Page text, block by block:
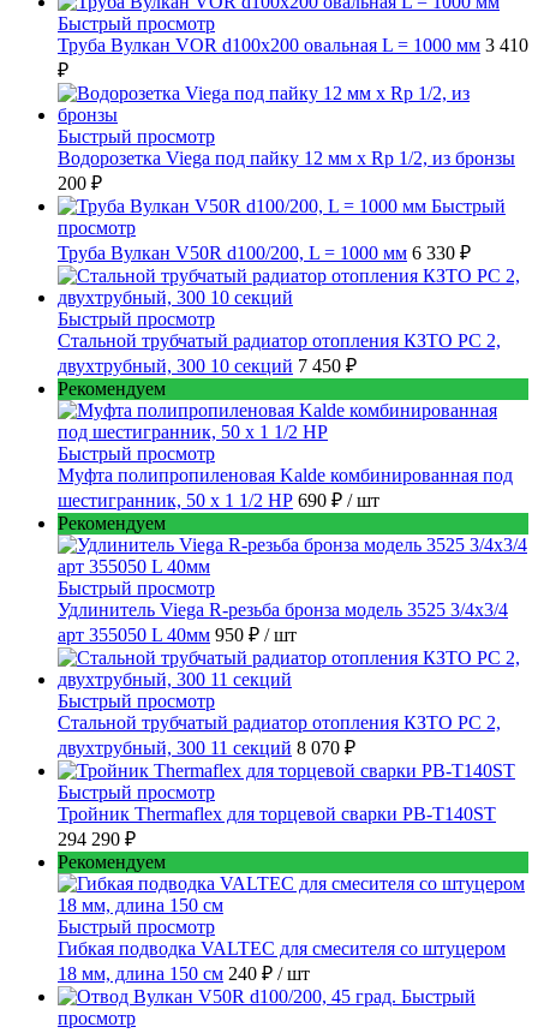
Быстрый просмотр
Труба Вулкан VOR d100x200 овальная L = 1000 мм 3 410
₽
Быстрый просмотр
Водорозетка Viega под пайку 12 мм х Rp 1/2, из бронзы
200 ₽
Быстрый
просмотр
Труба Вулкан V50R d100/200, L = 1000 мм 6 330 ₽
Быстрый просмотр
Стальной трубчатый радиатор отопления КЗТО РС 2,
двухтрубный, 300 10 секций 7 450 ₽
Рекомендуем
Быстрый просмотр
Муфта полипропиленовая Kalde комбинированная под
шестигранник, 50 x 1 1/2 НР 690 ₽ / шт
Рекомендуем
Быстрый просмотр
Удлинитель Viega R-резьба бронза модель 3525 3/4x3/4
арт 355050 L 40мм 950 ₽ / шт
Быстрый просмотр
Стальной трубчатый радиатор отопления КЗТО РС 2,
двухтрубный, 300 11 секций 8 070 ₽
Быстрый просмотр
Тройник Thermaflex для торцевой сварки PB-T140ST
294 290 ₽
Рекомендуем
Быстрый просмотр
Гибкая подводка VALTEC для смесителя со штуцером
18 мм, длина 150 см 240 ₽ / шт
Быстрый
просмотр